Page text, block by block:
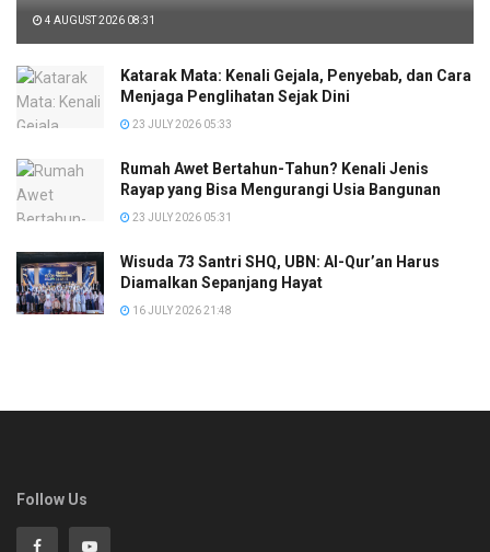
4 AUGUST 2026 08:31
Katarak Mata: Kenali Gejala, Penyebab, dan Cara
Menjaga Penglihatan Sejak Dini
23 JULY 2026 05:33
Rumah Awet Bertahun-Tahun? Kenali Jenis
Rayap yang Bisa Mengurangi Usia Bangunan
23 JULY 2026 05:31
Wisuda 73 Santri SHQ, UBN: Al-Qur’an Harus
Diamalkan Sepanjang Hayat
16 JULY 2026 21:48
Follow Us